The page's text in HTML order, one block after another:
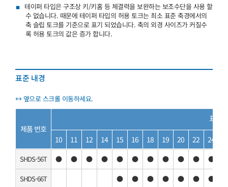
테이퍼 타입은 구조상 키/키홈 등 체결력을 보완하는 보조수단을 사용 할
수 없습니다. 때문에 테이퍼 타입의 허용 토크는 최소 표준 축경에서의
축 슬립 토크를 기준으로 표기 되었습니다. 축의 외경 사이즈가 커질수
록 허용 토크의 값은 증가 합니다.
표준 내경
제품 번호
표준
10 11 12 14 15 16 18 19 20 22 24
SHDS-56T ● ● ● ● ● ● ● ● ● ● ●
SHDS-66T ● ● ● ● ● ● ●